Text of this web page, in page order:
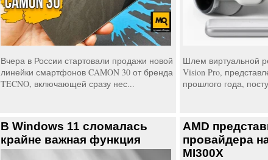
Вчера в России стартовали продажи новой
линейки смартфонов CAMON 30 от бренда
TECNO, включающей сразу нес...
Шлем виртуальной
Vision Pro,
прошлого года,
В Windows 11 сломалась
крайне важная функция
AMD
провайдера
MI300X